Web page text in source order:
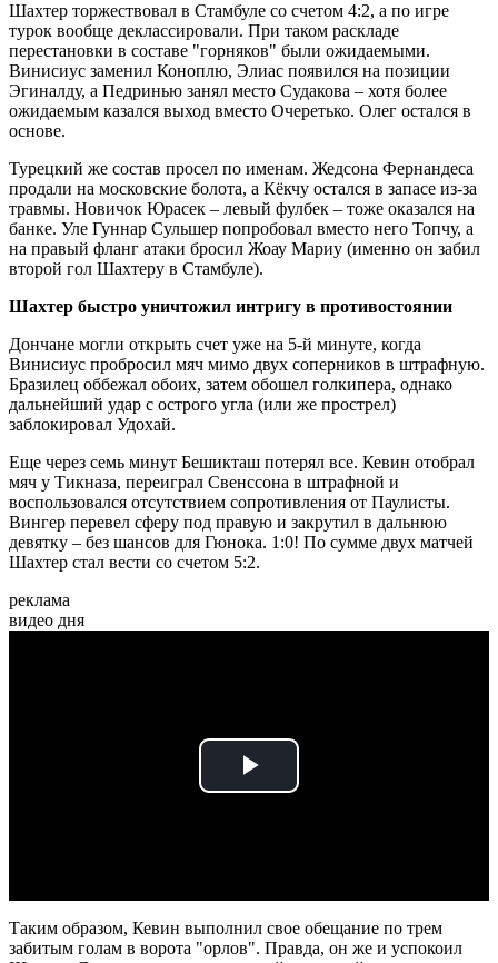
Шахтер торжествовал в Стамбуле со счетом 4:2, а по игре
турок вообще деклассировали. При таком раскладе
перестановки в составе "горняков" были ожидаемыми.
Винисиус заменил Коноплю, Элиас появился на позиции
Эгиналду, а Педринью занял место Судакова – хотя более
ожидаемым казался выход вместо Очеретько. Олег остался в
основе.
Турецкий же состав просел по именам. Жедсона Фернандеса
продали на московские болота, а Кёкчу остался в запасе из-за
травмы. Новичок Юрасек – левый фулбек – тоже оказался на
банке. Уле Гуннар Сульшер попробовал вместо него Топчу, а
на правый фланг атаки бросил Жоау Мариу (именно он забил
второй гол Шахтеру в Стамбуле).
Шахтер быстро уничтожил интригу в противостоянии
Дончане могли открыть счет уже на 5-й минуте, когда
Винисиус пробросил мяч мимо двух соперников в штрафную.
Бразилец оббежал обоих, затем обошел голкипера, однако
дальнейший удар с острого угла (или же прострел)
заблокировал Удохай.
Еще через семь минут Бешикташ потерял все. Кевин отобрал
мяч у Тикназа, переиграл Свенссона в штрафной и
воспользовался отсутствием сопротивления от Паулисты.
Вингер перевел сферу под правую и закрутил в дальнюю
девятку – без шансов для Гюнока. 1:0! По сумме двух матчей
Шахтер стал вести со счетом 5:2.
реклама
видео дня
Play
Таким образом, Кевин выполнил свое обещание по трем
забитым голам в ворота "орлов". Правда, он же и успокоил